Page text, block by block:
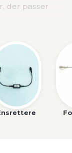
der passer